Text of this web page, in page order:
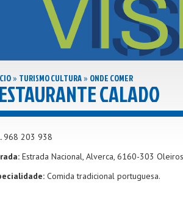
» TURISMO CULTURA» ONDE COMER
CALADO
968 203 938
Estrada Nacional, Alverca, 6160-303 Oleiros
Comida tradicional portuguesa.